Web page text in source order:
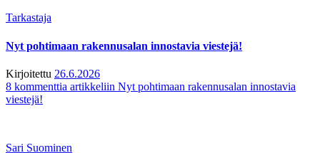
Tarkastaja
Nyt pohtimaan rakennusalan innostavia viestejä!
Kirjoitettu 26.6.2026
8 kommenttia artikkeliin Nyt pohtimaan rakennusalan innostavia
viestejä!
Sari Suominen